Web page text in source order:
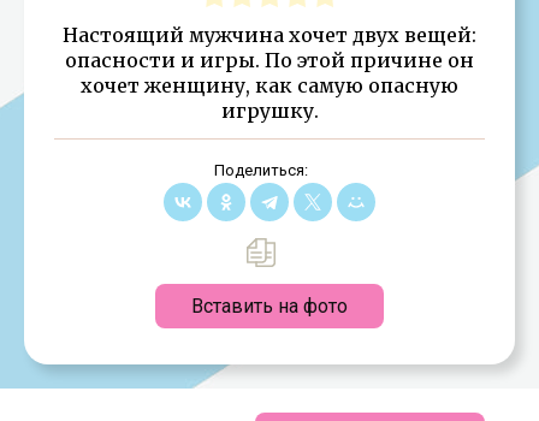
Настоящий мужчина хочет двух вещей:
опасности и игры. По этой причине он
хочет женщину, как самую опасную
игрушку.
Поделиться:
Вставить на фото